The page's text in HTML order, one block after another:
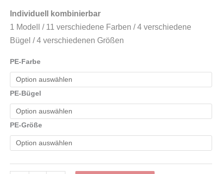
Individuell kombinierbar
1 Modell / 11 verschiedene Farben / 4 verschiedene
Bügel / 4 verschiedenen Größen
PE-Farbe
PE-Bügel
PE-Größe